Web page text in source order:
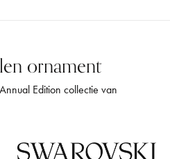
ornament
Edition collectie van